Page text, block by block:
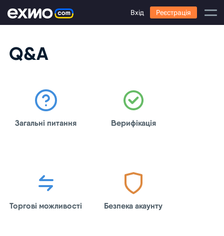
Вхід Реєстрація
Q&A
Загальні питання Верифікація
Торгові можливості Безпека акаунту